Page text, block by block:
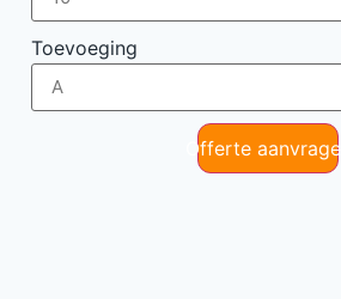
Toevoeging
Offerte aanvragen